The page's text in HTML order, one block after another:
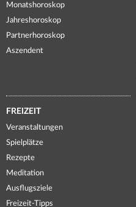
Monatshoroskop
Jahreshoroskop
Partnerhoroskop
Aszendent
FREIZEIT
Veranstaltungen
Spielplätze
Rezepte
Meditation
Ausflugsziele
Freizeit-Tipps